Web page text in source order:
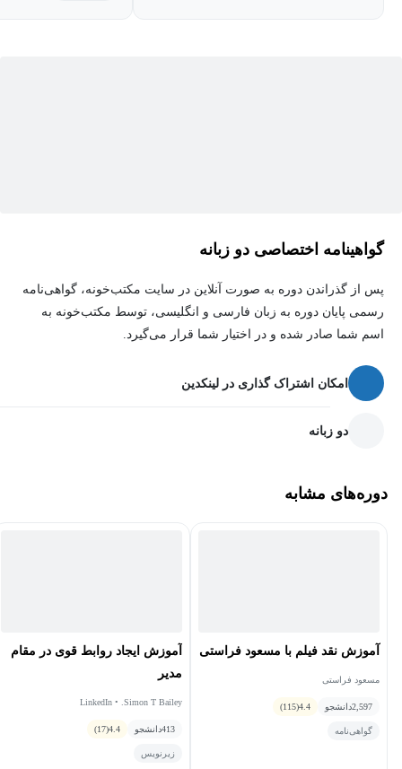
گواهینامه اختصاصی دو زبانه
پس از گذراندن دوره به صورت آنلاین در سایت مکتب‌خونه، گواهی‌نامه
رسمی پایان دوره به زبان فارسی و انگلیسی، توسط مکتب‌خونه به
اسم شما صادر شده و در اختیار شما قرار می‌گیرد.
امکان اشتراک گذاری در لینکدین
دو زبانه
دوره‌های مشابه
آموزش نقد فیلم با مسعود فراستی
مسعود فراستی
2,597دانشجو 4.4
(115)
گواهی‌نامه
آموزش ایجاد روابط قوی در مقام
مدیر
LinkedIn • .Simon T Bailey
413دانشجو 4.4
(17)
زیرنویس